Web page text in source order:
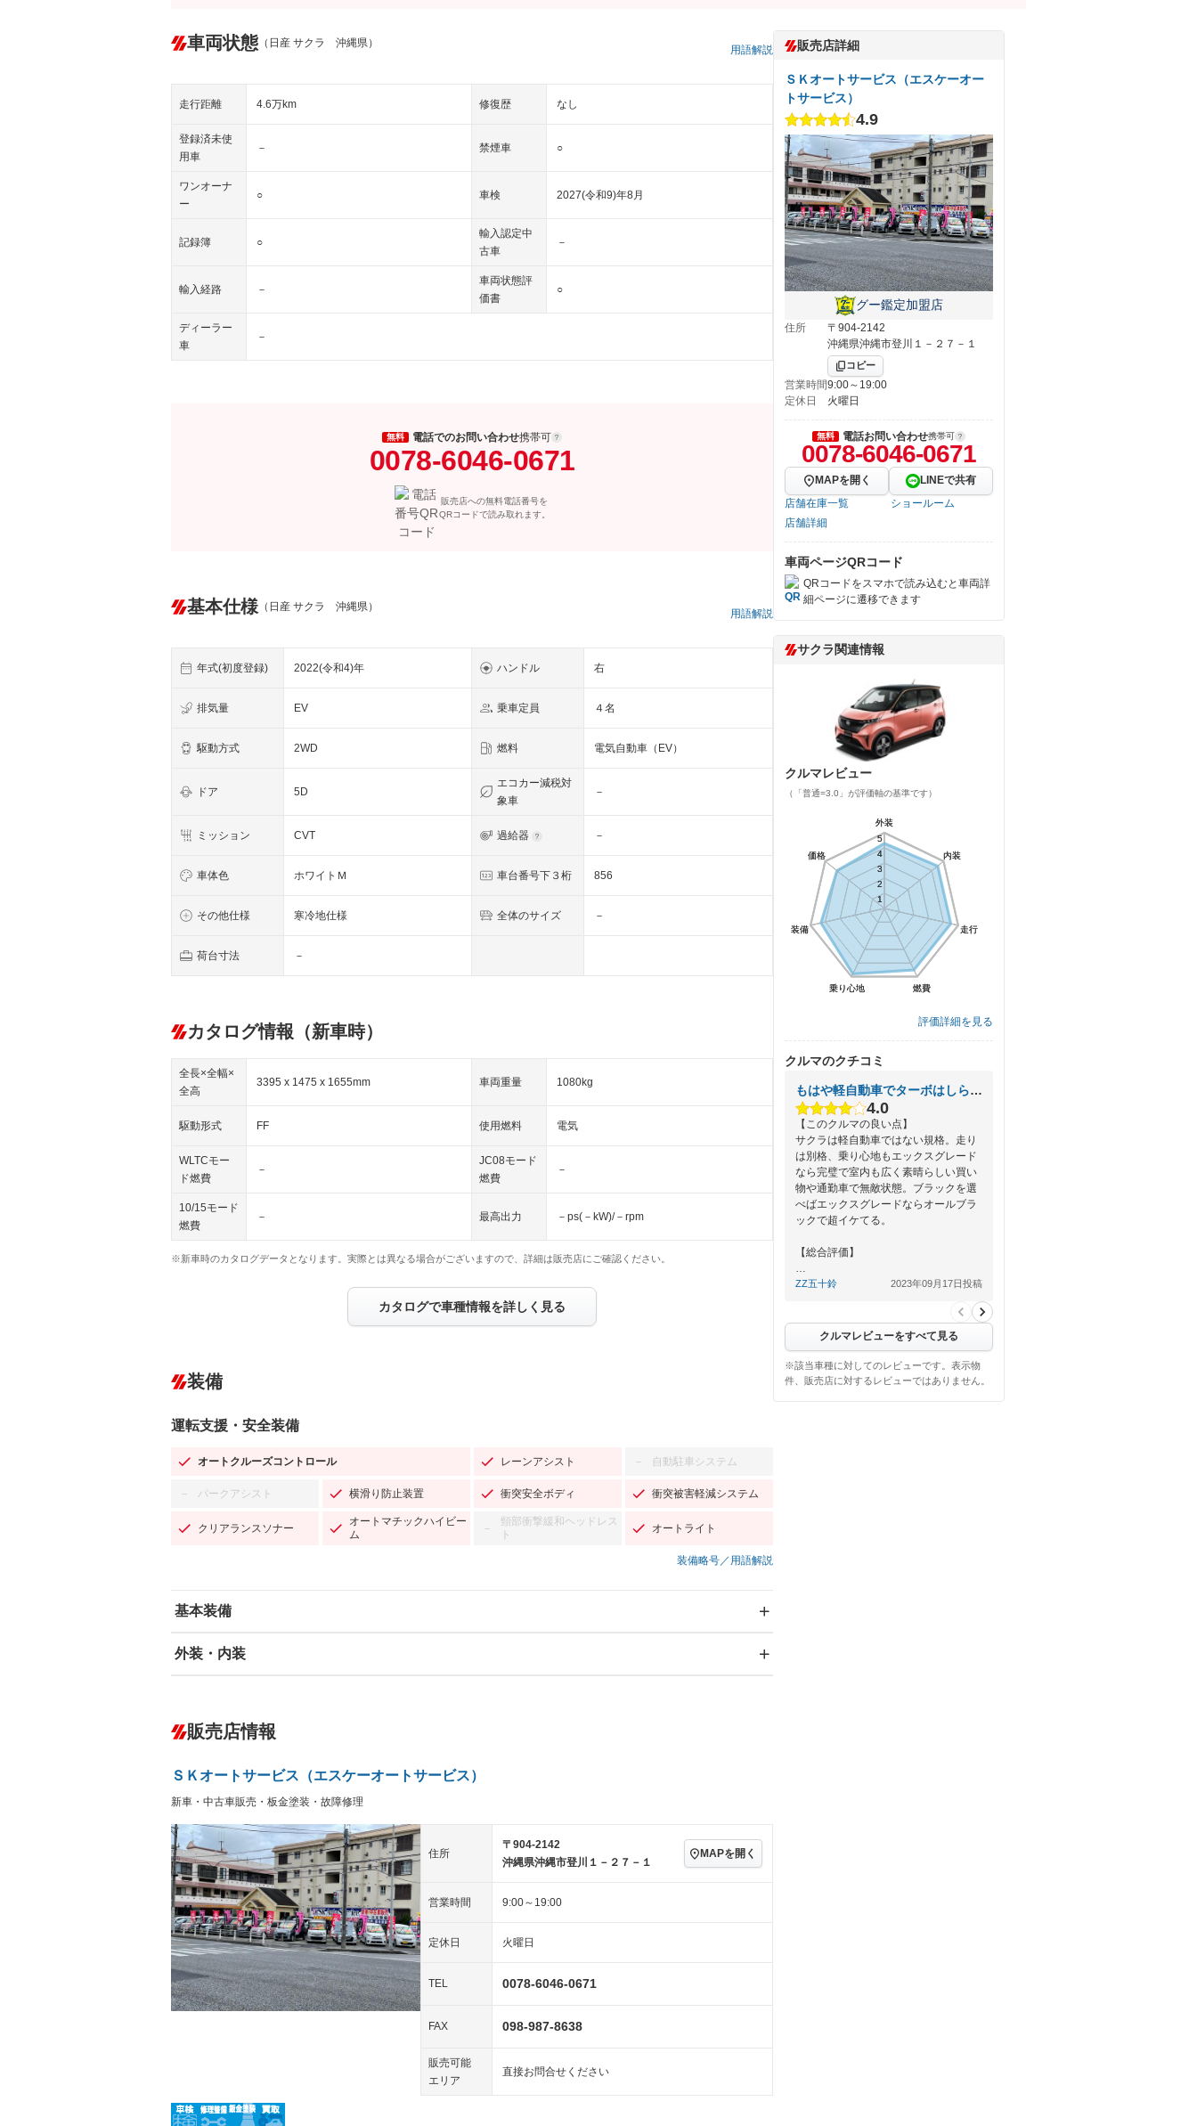
車両状態 （日産 サクラ 沖縄県）
用語解説
走行距離 4.6万km 修復歴 なし
登録済未使
用車
－ 禁煙車 ○
ワンオーナ
ー
○ 車検 2027(令和9)年8月
記録簿 ○
輸入認定中
古車
－
輸入経路 －
車両状態評
価書
○
ディーラー
車
－
無料 電話でのお問い合わせ携帯可
0078-6046-0671
販売店への無料電話番号を
QRコードで読み取れます。
基本仕様 （日産 サクラ 沖縄県）
用語解説
年式(初度登録) 2022(令和4)年 ハンドル 右
排気量 EV 乗車定員 ４名
駆動方式 2WD 燃料 電気自動車（EV）
ドア 5D
エコカー減税対
象車
－
ミッション CVT 過給器 －
車体色 ホワイトＭ 車台番号下３桁 856
その他仕様 寒冷地仕様 全体のサイズ －
荷台寸法 －
カタログ情報（新車時）
全長×全幅×
全高
3395 x 1475 x 1655mm 車両重量 1080kg
駆動形式 FF 使用燃料 電気
WLTCモー
ド燃費
－
JC08モード
燃費
－
10/15モード
燃費
－ 最高出力 －ps(－kW)/－rpm
※新車時のカタログデータとなります。実際とは異なる場合がございますので、詳細は販売店にご確認ください。
カタログで車種情報を詳しく見る
装備
運転支援・安全装備
オートクルーズコントロール レーンアシスト － 自動駐車システム
－ パークアシスト 横滑り防止装置 衝突安全ボディ 衝突被害軽減システム
クリアランスソナー
オートマチックハイビー
ム
－
頸部衝撃緩和ヘッドレス
ト
オートライト
装備略号／用語解説
基本装備
エアバッグ：運転席/助手席/サイド
－ ダウンヒルアシストコントロール
Bluetooth接続 100V電源
装備略号／用語解説
外装・内装
－ オーディオ
－
ヘッドライトウォッシャ
ー
－ 革シート
LEDヘッドランプ － HID(キセノンライト)
ETC2.0 － エアロ スマートキー ローダウン
－ ランフラットタイヤ － パワーシート 3列シート ベンチシート
－ フルフラットシート － チップアップシート オットマン
シートヒーター － ウォークスルー 後席モニター
フロントカメラ － シートエアコン
－ ルーフレール － エアサスペンション
販売店情報
ＳＫオートサービス（エスケーオートサービス）
新車・中古車販売・板金塗装・故障修理
住所
〒904-2142
沖縄県沖縄市登川１－２７－１
MAPを開く
営業時間 9:00～19:00
定休日 火曜日
TEL 0078-6046-0671
FAX 098-987-8638
販売可能
エリア
直接お問合せください
販売店詳細
ＳＫオートサービス（エスケーオー
トサービス）
4.9
グー鑑定加盟店
住所
〒904-2142
沖縄県沖縄市登川１－２７－１
コピー
営業時間9:00～19:00
定休日
火曜日
無料 電話お問い合わせ携帯可
0078-6046-0671
MAPを開く
LINEで共有
店舗在庫一覧
ショールーム
店舗詳細
車両ページQRコード
QRコードをスマホで読み込むと車両詳
細ページに遷移できます
サクラ関連情報
クルマレビュー
（「普通=3.0」が評価軸の基準です）
外装
内装
走行
燃費
乗り心地
装備
価格
1
2
3
4
5
外装
内装
走行
燃費
乗り心地
装備
価格
1
2
3
4
5
評価詳細を見る
クルマのクチコミ
もはや軽自動車でターボはしらせてもサクライーブイ最強な傑作車
4.0
【このクルマの良い点】
サクラは軽自動車ではない規格。走り
は別格、乗り心地もエックスグレード
なら完璧で室内も広く素晴らしい買い
物や通勤車で無敵状態。ブラックを選
べばエックスグレードならオールブラ
ックで超イケてる。
【総合評価】
ZZ五十鈴 2023年09月17日投稿
クルマレビューをすべて見る
※該当車種に対してのレビューです。表示物
件、販売店に対するレビューではありません。